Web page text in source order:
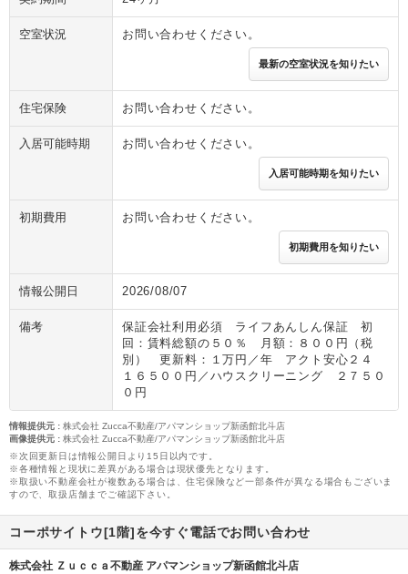
空室状況 お問い合わせください。
最新の空室状況を知りたい
住宅保険 お問い合わせください。
入居可能時期 お問い合わせください。
入居可能時期を知りたい
初期費用 お問い合わせください。
初期費用を知りたい
情報公開日 2026/08/07
備考
保証会社利用必須 ライフあんしん保証 初
回：賃料総額の５０％ 月額：８００円（税
別） 更新料：１万円／年 アクト安心２４
１６５００円／ハウスクリーニング ２７５０
０円
情報提供元 : 株式会社 Zucca不動産/アパマンショップ新函館北斗店
画像提供元 : 株式会社 Zucca不動産/アパマンショップ新函館北斗店
※次回更新日は情報公開日より15日以内です。
※各種情報と現状に差異がある場合は現状優先となります。
※取扱い不動産会社が複数ある場合は、住宅保険など一部条件が異なる場合もございま
すので、取扱店舗までご確認下さい。
コーポサイトウ[1階]を今すぐ電話でお問い合わせ
株式会社 Ｚｕｃｃａ不動産 アパマンショップ新函館北斗店